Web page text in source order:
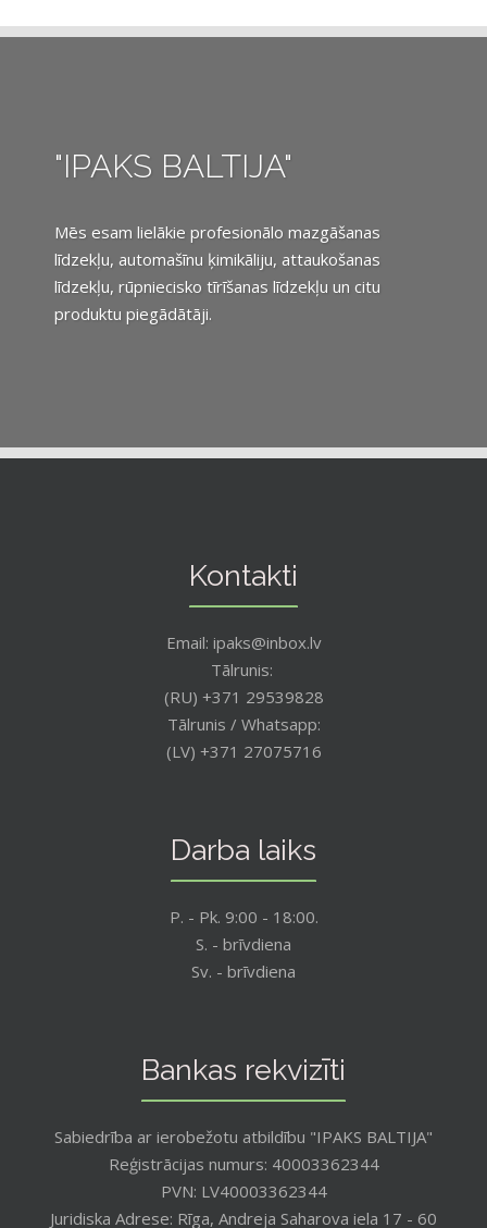
"IPAKS BALTIJA"
Mēs esam lielākie profesionālo mazgāšanas
līdzekļu, automašīnu ķimikāliju, attaukošanas
līdzekļu, rūpniecisko tīrīšanas līdzekļu un citu
produktu piegādātāji.
Kontakti
Email: ipaks@inbox.lv
Tālrunis:
(RU) +371 29539828
Tālrunis / Whatsapp:
(LV) +371 27075716
Darba laiks
P. - Pk. 9:00 - 18:00.
S. - brīvdiena
Sv. - brīvdiena
Bankas rekvizīti
Sabiedrība ar ierobežotu atbildību "IPAKS BALTIJA"
Reģistrācijas numurs: 40003362344
PVN: LV40003362344
Juridiska Adrese: Rīga, Andreja Saharova iela 17 - 60